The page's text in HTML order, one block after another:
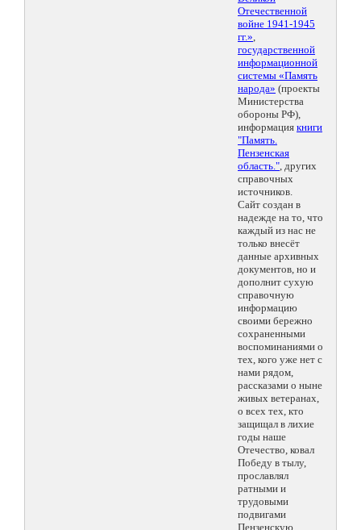
Отечественной
войне 1941-1945
гг.»,
государственной
информационной
системы «Память
народа» (проекты
Министерства
обороны РФ),
информация книги
"Память.
Пензенская
область.", других
справочных
источников.
Сайт создан в
надежде на то, что
каждый из нас не
только внесёт
данные архивных
документов, но и
дополнит сухую
справочную
информацию
своими бережно
сохраненными
воспоминаниями о
тех, кого уже нет с
нами рядом,
рассказами о ныне
живых ветеранах,
о всех тех, кто
защищал в лихие
годы наше
Отечество, ковал
Победу в тылу,
прославлял
ратными и
трудовыми
подвигами
Пензенскую